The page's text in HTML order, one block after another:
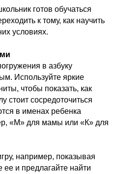
готов обучаться
к тому, как научить
условиях.
в азбуку
Используйте яркие
чтобы показать, как
стоит сосредоточиться
в именах ребенка
«М» для мамы или «К» для
например, показывая
ее и предлагайте найти